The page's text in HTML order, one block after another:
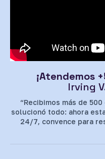
¡Atendemos
Irving
“Recibimos más de
solucionó todo: ahora
24/7, convence para